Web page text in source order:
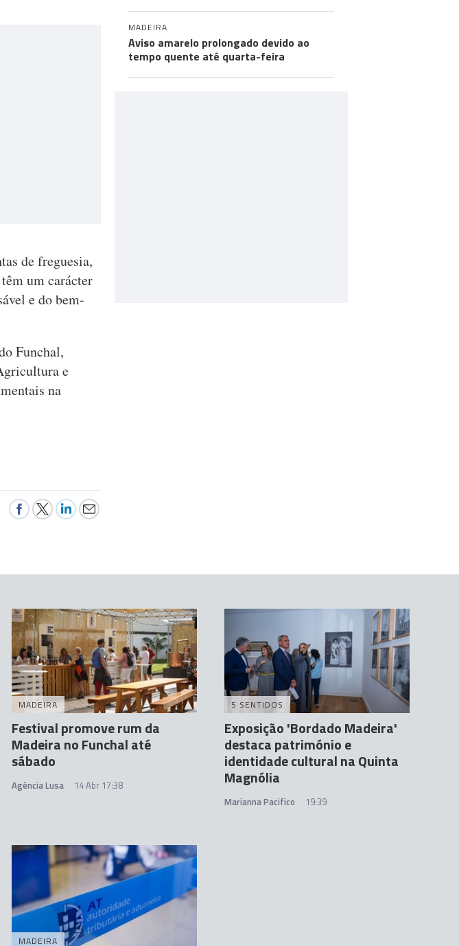
de freguesia,
um carácter
e do bem-
Funchal,
e
na
MADEIRA
Aviso amarelo prolongado devido ao
tempo quente até quarta-feira
MADEIRA
Festival promove rum da
Madeira no Funchal até
sábado
Agência Lusa 14 Abr 17:38
5 SENTIDOS
Exposição 'Bordado Madeira'
destaca património e
identidade cultural na Quinta
Magnólia
Marianna Pacifico 19:39
MADEIRA